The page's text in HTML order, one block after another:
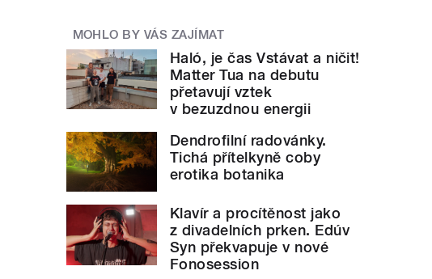
MOHLO BY VÁS ZAJÍMAT
Haló, je čas Vstávat a ničit!
Matter Tua na debutu
přetavují vztek
v bezuzdnou energii
Dendrofilní radovánky.
Tichá přítelkyně coby
erotika botanika
Klavír a procítěnost jako
z divadelních prken. Edúv
Syn překvapuje v nové
Fonosession